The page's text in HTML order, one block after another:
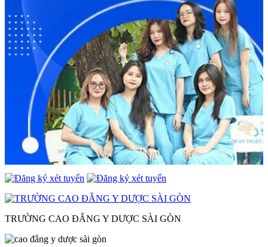
TRƯỜNG CAO ĐẲNG Y DƯỢC SÀI GÒN